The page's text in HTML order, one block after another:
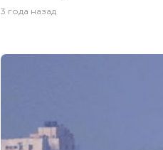
3 года назад